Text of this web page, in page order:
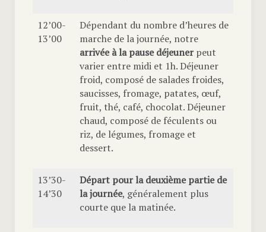
12’00-
13’00
Dépendant du nombre d’heures de
marche de la journée, notre
arrivée à la pause déjeunerpeut
varier entre midi et 1h. Déjeuner
froid, composé de salades froides,
saucisses, fromage, patates, œuf,
fruit, thé, café, chocolat. Déjeuner
chaud, composé de féculents ou
riz, de légumes, fromage et
dessert.
13’30-
14’30
Départ pour la deuxième partie de
la journée, généralement plus
courte que la matinée.